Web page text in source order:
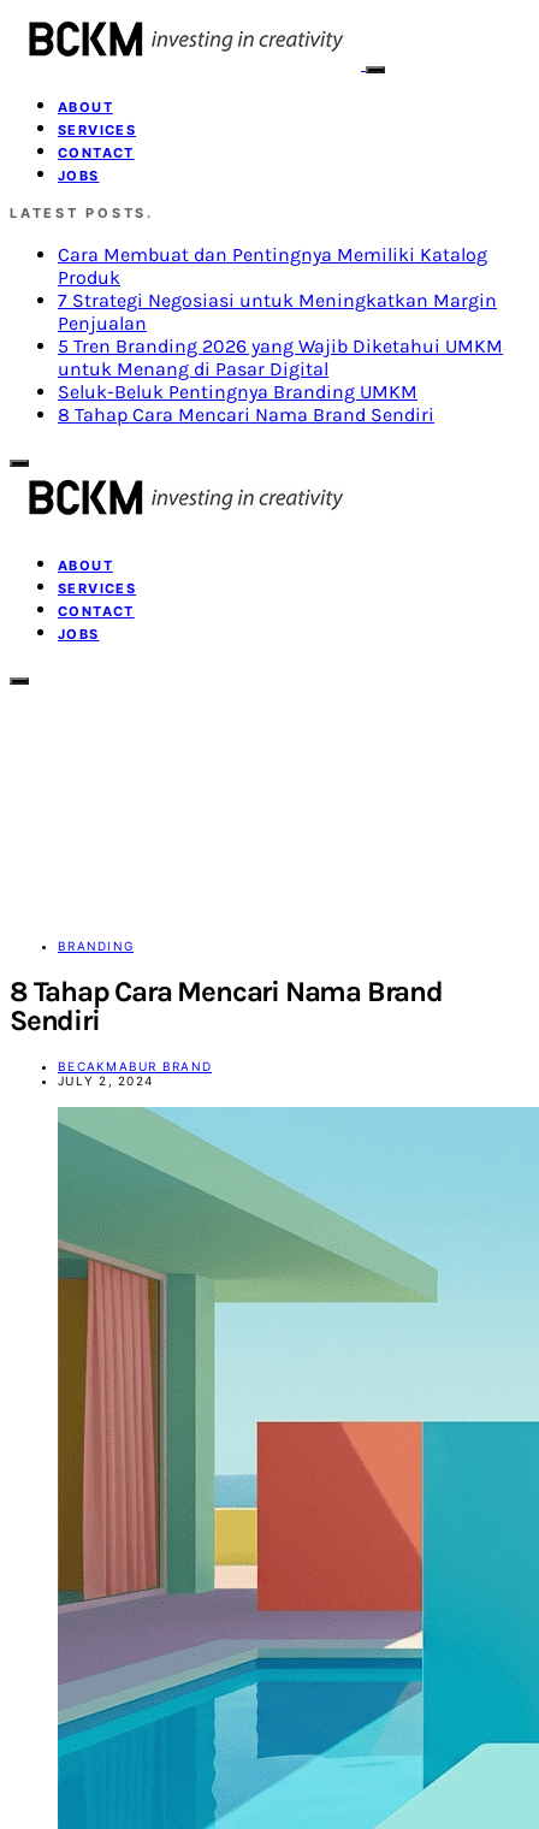
ABOUT
SERVICES
CONTACT
JOBS
LATEST POSTS.
Cara Membuat dan Pentingnya Memiliki Katalog
Produk
7 Strategi Negosiasi untuk Meningkatkan Margin
Penjualan
5 Tren Branding 2026 yang Wajib Diketahui UMKM
untuk Menang di Pasar Digital
Seluk-Beluk Pentingnya Branding UMKM
8 Tahap Cara Mencari Nama Brand Sendiri
ABOUT
SERVICES
CONTACT
JOBS
BRANDING
8 Tahap Cara Mencari Nama Brand
Sendiri
BECAKMABUR BRAND
JULY 2, 2024